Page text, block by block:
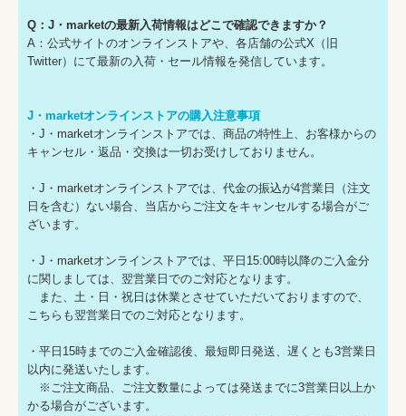
Q：J・marketの最新入荷情報はどこで確認できますか？
A：公式サイトのオンラインストアや、各店舗の公式X（旧
Twitter）にて最新の入荷・セール情報を発信しています。
J・marketオンラインストアの購入注意事項
・J・marketオンラインストアでは、商品の特性上、お客様からの
キャンセル・返品・交換は一切お受けしておりません。
・J・marketオンラインストアでは、代金の振込が4営業日（注文
日を含む）ない場合、当店からご注文をキャンセルする場合がご
ざいます。
・J・marketオンラインストアでは、平日15:00時以降のご入金分
に関しましては、翌営業日でのご対応となります。
また、土・日・祝日は休業とさせていただいておりますので、
こちらも翌営業日でのご対応となります。
・平日15時までのご入金確認後、最短即日発送、遅くとも3営業日
以内に発送いたします。
※ご注文商品、ご注文数量によっては発送までに3営業日以上か
かる場合がございます。